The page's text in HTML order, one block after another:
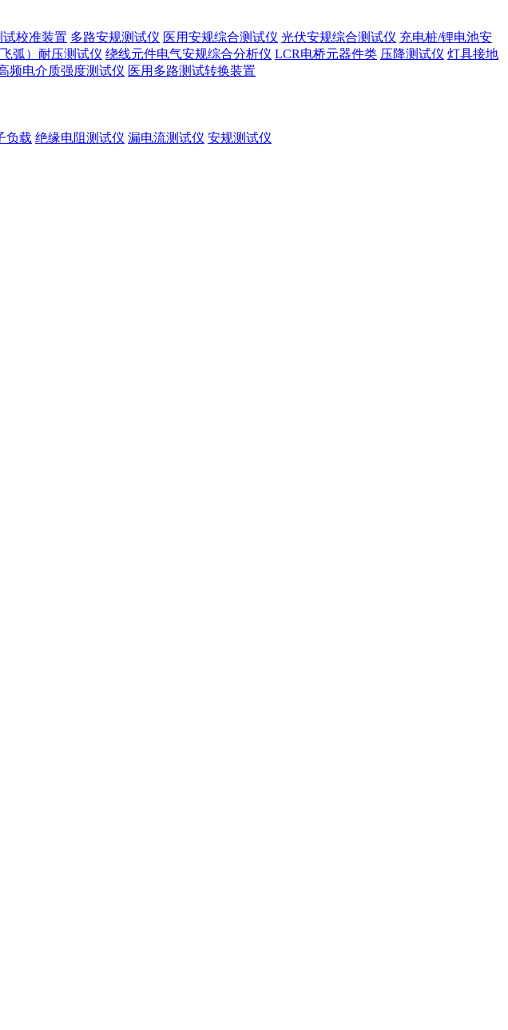
试校准装置 多路安规测试仪 医用安规综合测试仪 光伏安规综合测试仪 充电桩/锂电池安
弧）耐压测试仪 绕线元件电气安规综合分析仪 LCR电桥元器件类 压降测试仪 灯具接地
频电介质强度测试仪 医用多路测试转换装置
负载 绝缘电阻测试仪 漏电流测试仪 安规测试仪